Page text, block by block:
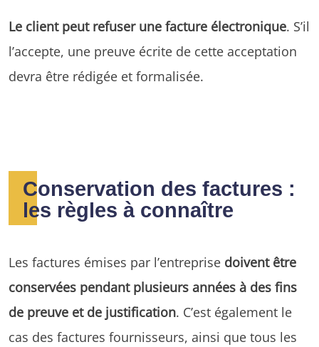
Le client peut refuser une facture électronique. S’il
l’accepte, une preuve écrite de cette acceptation
devra être rédigée et formalisée.
Conservation des factures :
les règles à connaître
Les factures émises par l’entreprise doivent être
conservées pendant plusieurs années à des fins
de preuve et de justification. C’est également le
cas des factures fournisseurs, ainsi que tous les